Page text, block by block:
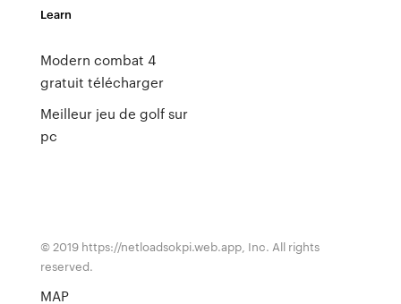
Learn
Modern combat 4
gratuit télécharger
Meilleur jeu de golf sur
pc
© 2019 https://netloadsokpi.web.app, Inc. All rights
reserved.
MAP